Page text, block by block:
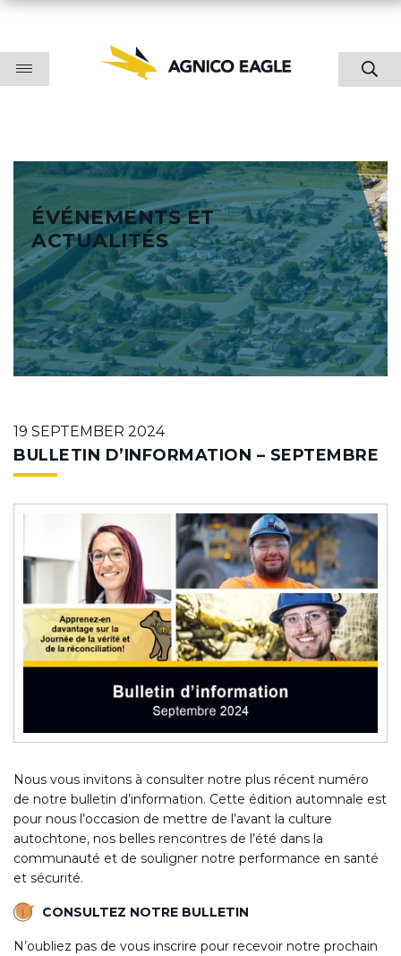
ÉVÉNEMENTS ET
ACTUALITÉS
19 SEPTEMBER 2024
BULLETIN D’INFORMATION – SEPTEMBRE
Nous vous invitons à consulter notre plus récent numéro
de notre bulletin d’information. Cette édition automnale est
pour nous l’occasion de mettre de l’avant la culture
autochtone, nos belles rencontres de l’été dans la
communauté et de souligner notre performance en santé
et sécurité.
CONSULTEZ NOTRE BULLETIN
N’oubliez pas de vous inscrire pour recevoir notre prochain